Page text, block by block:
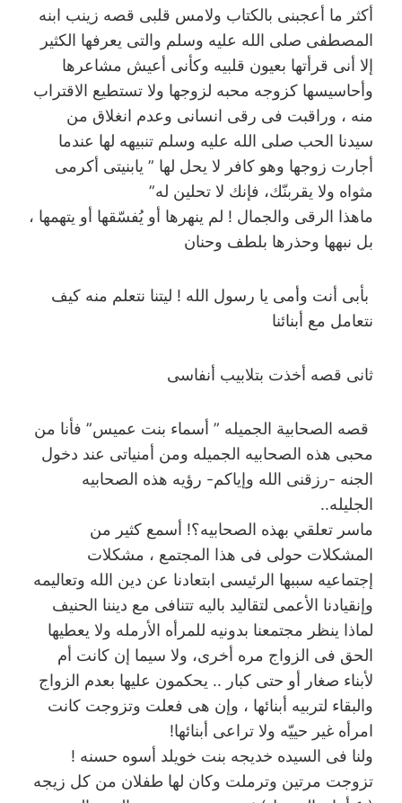
أكثر ما أعجبنى بالكتاب ولامس قلبى قصه زينب ابنه
المصطفى صلى الله عليه وسلم والتى يعرفها الكثير
إلا أنى قرأتها بعيون قلبيه وكأنى أعيش مشاعرها
وأحاسيسها كزوجه محبه لزوجها ولا تستطيع الاقتراب
منه ، وراقبت فى رقى انسانى وعدم انغلاق من
سيدنا الحب صلى الله عليه وسلم تنبيهه لها عندما
أجارت زوجها وهو كافر لا يحل لها ” يابنيتى أكرمى
مثواه ولا يقربنّك، فإنك لا تحلين له”
ماهذا الرقى والجمال ! لم ينهرها أو يُفسّقها أو يتهمها ،
بل نبهها وحذرها بلطف وحنان
بأبى أنت وأمى يا رسول الله ! ليتنا نتعلم منه كيف
نتعامل مع أبنائنا
ثانى قصه أخذت بتلابيب أنفاسى
قصه الصحابية الجميله ” أسماء بنت عميس” فأنا من
محبى هذه الصحابيه الجميله ومن أمنياتى عند دخول
الجنه -رزقنى الله وإياكم- رؤيه هذه الصحابيه
الجليله..
ماسر تعلقي بهذه الصحابيه؟! أسمع كثير من
المشكلات حولى فى هذا المجتمع ، مشكلات
إجتماعيه سببها الرئيسى ابتعادنا عن دين الله وتعاليمه
وإنقيادنا الأعمى لتقاليد باليه تتنافى مع ديننا الحنيف
لماذا ينظر مجتمعنا بدونيه للمرأه الأرمله ولا يعطيها
الحق فى الزواج مره أخرى، ولا سيما إن كانت أم
لأبناء صغار أو حتى كبار .. يحكمون عليها بعدم الزواج
والبقاء لتربيه أبنائها ، وإن هى فعلت وتزوجت كانت
امرأه غير حييّه ولا تراعى أبنائها!
ولنا فى السيده خديجه بنت خويلد أسوه حسنه !
تزوجت مرتين وترملت وكان لها طفلان من كل زيجه